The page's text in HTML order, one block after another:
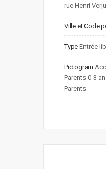
rue Henri
Ville et Code
Type Entrée
Pictogram
Parents 0-3
Parents